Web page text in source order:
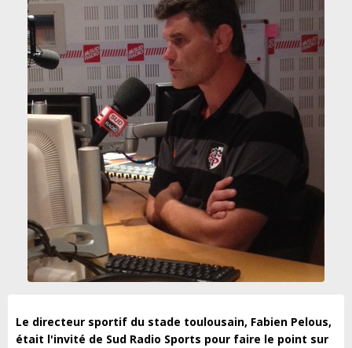
Le directeur sportif du stade toulousain, Fabien Pelous,
était l'invité de Sud Radio Sports pour faire le point sur